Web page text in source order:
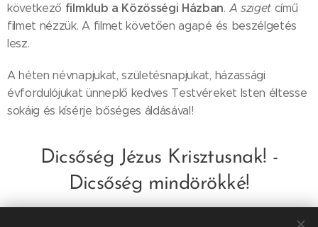
következő filmklub a Közösségi Házban. A sziget című
filmet nézzük. A filmet követően agapé és beszélgetés
lesz.
A héten névnapjukat, születésnapjukat, házassági
évfordulójukat ünneplő kedves Testvéreket Isten éltesse
sokáig és kísérje bőséges áldásával!
Dicsőség Jézus Krisztusnak! -
Dicsőség mindörökké!